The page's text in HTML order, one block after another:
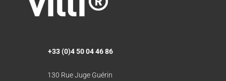
+33 (0)4 50 04 46 86
130 Rue Juge Guérin